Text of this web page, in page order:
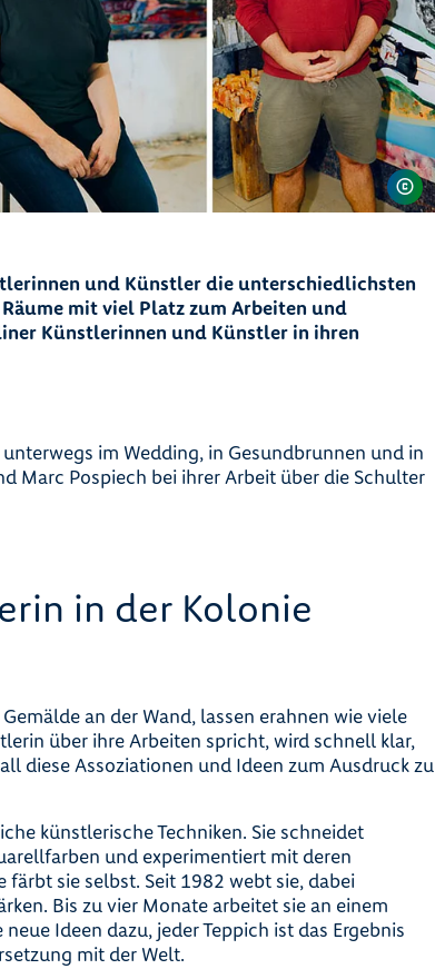
und Künstler die unterschiedlichsten
mit viel Platz zum Arbeiten und
Künstlerinnen und Künstler in ihren
im Wedding, in Gesundbrunnen und in
Marc Pospiech bei ihrer Arbeit über die Schulter
in der Kolonie
an der Wand, lassen erahnen wie viele
über ihre Arbeiten spricht, wird schnell klar,
diese Assoziationen und Ideen zum Ausdruck zu
künstlerische Techniken. Sie schneidet
und experimentiert mit deren
sie selbst. Seit 1982 webt sie, dabei
Bis zu vier Monate arbeitet sie an einem
Ideen dazu, jeder Teppich ist das Ergebnis
mit der Welt.